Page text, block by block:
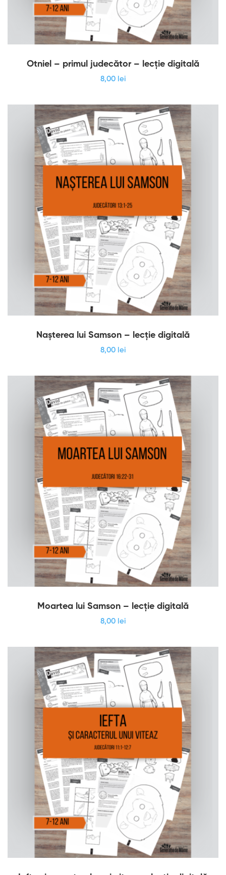
Otniel – primul judecător – lecție digitală
8,00 lei
Nașterea lui Samson – lecție digitală
8,00 lei
Moartea lui Samson – lecție digitală
8,00 lei